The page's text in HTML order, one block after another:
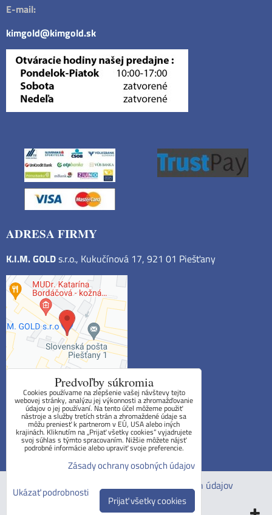
E-mail:
kimgold@kimgold.sk
ADRESA FIRMY
K.I.M. GOLDs.r.o., Kukučínová 17, 921 01 Piešťany
Obchodné podmienky
Reklamačný poriadok
Formulár na odstúpenie od zmluvy
Zásady ochrany osobných údajov
Predvoľby súkromia
Cookies používame na zlepšenie vašej návštevy tejto
webovej stránky, analýzu jej výkonnosti a zhromažďovanie
údajov o jej používaní. Na tento účel môžeme použiť
nástroje a služby tretích strán a zhromaždené údaje sa
môžu preniesť k partnerom v EÚ, USA alebo iných
krajinách. Kliknutím na „Prijať všetky cookies“ vyjadrujete
svoj súhlas s týmto spracovaním. Nižšie môžete nájsť
podrobné informácie alebo upraviť svoje preferencie.
Zásady ochrany osobných údajov
Ukázať podrobnosti
Prijať všetky cookies